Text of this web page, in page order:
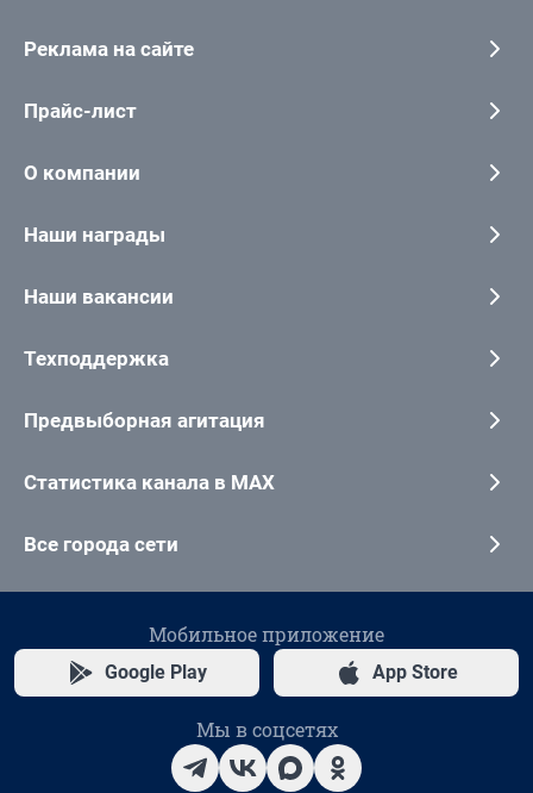
Реклама на сайте
Прайс-лист
О компании
Наши награды
Наши вакансии
Техподдержка
Предвыборная агитация
Статистика канала в MAX
Все города сети
Мобильное приложение
Google Play App Store
Мы в соцсетях